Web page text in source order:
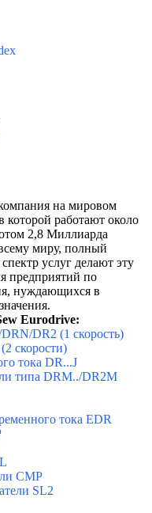
на мировом
которой работают около
2,8 Миллиарда
миру, полный
услуг делают эту
предприятий по
нуждающихся в
Eurodrive:
DR2 (1 скорость)
скорости)
тока DR...J
типа DRM../DR2M
тока EDR
CMP
SL2